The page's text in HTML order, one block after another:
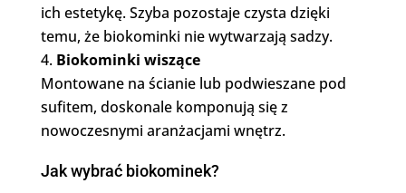
ich estetykę. Szyba pozostaje czysta dzięki
temu, że biokominki nie wytwarzają sadzy.
Biokominki wiszące
Montowane na ścianie lub podwieszane pod
sufitem, doskonale komponują się z
nowoczesnymi aranżacjami wnętrz.
Jak wybrać biokominek?